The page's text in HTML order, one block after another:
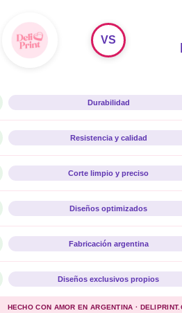
VS
Durabilidad
Resistencia y calidad
Corte limpio y preciso
Diseños optimizados
Fabricación argentina
Diseños exclusivos propios
HECHO CON AMOR EN ARGENTINA ·